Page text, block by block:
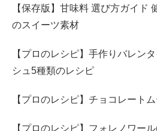
【保存版】甘味料 選び方ガイド
のスイーツ素材
【プロのレシピ】手作りバレン
シュ5種類のレシピ
【プロのレシピ】チョコレート
【プロのレシピ】フォレノワー